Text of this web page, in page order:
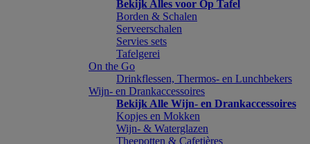
Bekijk Alles voor Op Tafel
Borden & Schalen
Serveerschalen
Servies sets
Tafelgerei
On the Go
Drinkflessen, Thermos- en Lunchbekers
Wijn- en Drankaccessoires
Bekijk Alle Wijn- en Drankaccessoires
Kopjes en Mokken
Wijn- & Waterglazen
Theepotten & Cafetières